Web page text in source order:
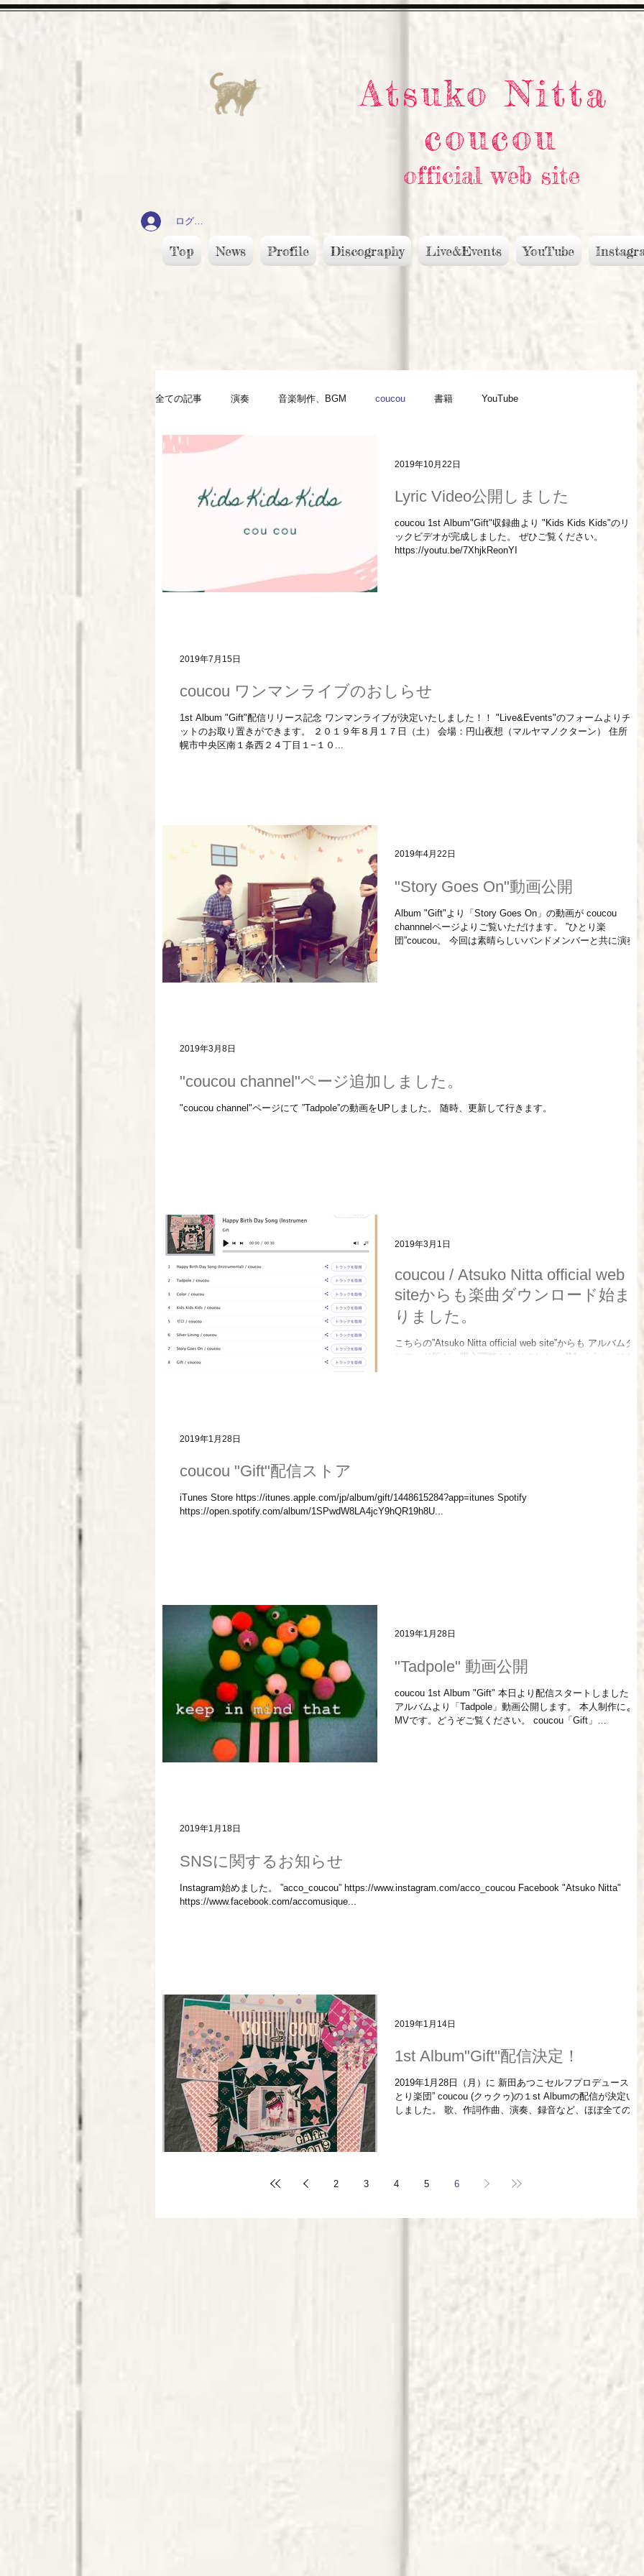
Atsuko Nitta
coucou
official web site
ログイン
Top News Profile Discography Live&Events YouTube
全ての記事 演奏 音楽制作、BGM coucou 書籍 YouTube
Lyric Video公開しました
coucou 1st Album"Gift"収録曲より "Kids Kids Kids"のリリ
ックビデオが完成しました。 ぜひご覧ください。
https://youtu.be/7XhjkReonYI
2019年10月22日
coucou ワンマンライブのおしらせ
1st Album "Gift"配信リリース記念 ワンマンライブが決定いたしました！！ "Live&Events"のフォームよりチケ
ットのお取り置きができます。 ２０１９年８月１７日（土） 会場：円山夜想（マルヤマノクターン） 住所：
幌市中央区南１条西２４丁目１−１０...
2019年7月15日
"Story Goes On"動画公開
Album "Gift"より「Story Goes On」の動画が coucou
channnelページよりご覧いただけます。 ”ひとり楽
団”coucou。 今回は素晴らしいバンドメンバーと共に演奏
2019年4月22日
"coucou channel"ページ追加しました。
"coucou channel"ページにて ”Tadpole”の動画をUPしました。 随時、更新して行きます。
2019年3月8日
coucou / Atsuko Nitta official web
siteからも楽曲ダウンロード始ま
りました。
こちらの”Atsuko Nitta official web site”からも アルバムダウ
ンロード版が、購入可能となりました。 ”Music”ページより
2019年3月1日
coucou "Gift"配信ストア
iTunes Store https://itunes.apple.com/jp/album/gift/1448615284?app=itunes Spotify
https://open.spotify.com/album/1SPwdW8LA4jcY9hQR19h8U...
2019年1月28日
"Tadpole" 動画公開
coucou 1st Album "Gift" 本日より配信スタートしました。
アルバムより「Tadpole」動画公開します。 本人制作による
MVです。どうぞご覧ください。 coucou「Gift」
2019年1月28日
SNSに関するお知らせ
Instagram始めました。 ”acco_coucou” https://www.instagram.com/acco_coucou Facebook "Atsuko Nitta"
https://www.facebook.com/accomusique...
2019年1月18日
1st Album"Gift"配信決定！
2019年1月28日（月）に 新田あつこセルフプロデュース ”ひ
とり楽団” coucou (クゥクゥ)の１st Albumの配信が決定いた
しました。 歌、作詞作曲、演奏、録音など、ほぼ全ての行
2019年1月14日
2 3 4 5 6